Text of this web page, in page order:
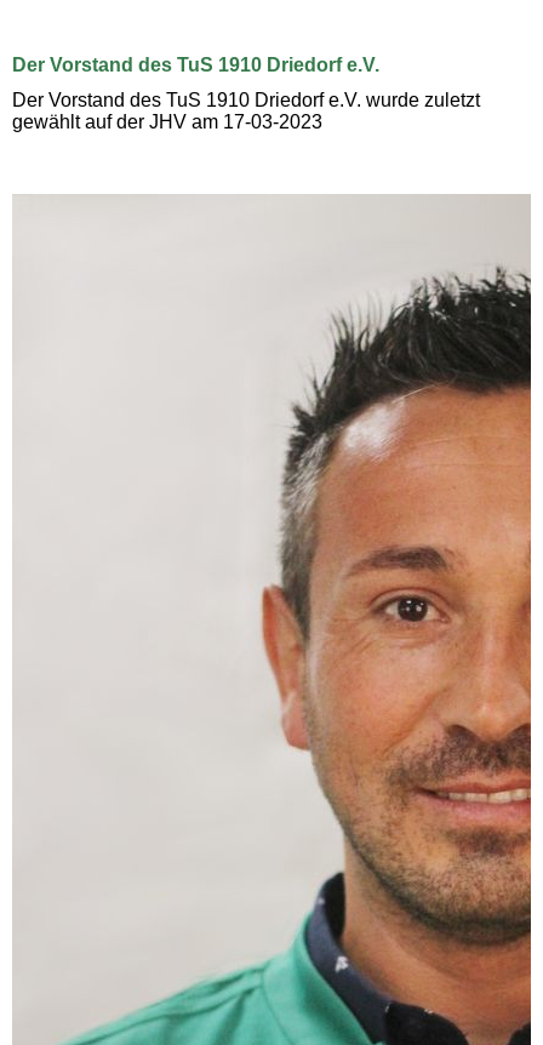
Der Vorstand des TuS 1910 Driedorf e.V.
Der Vorstand des TuS 1910 Driedorf e.V. wurde zuletzt
gewählt auf der JHV am 17-03-2023